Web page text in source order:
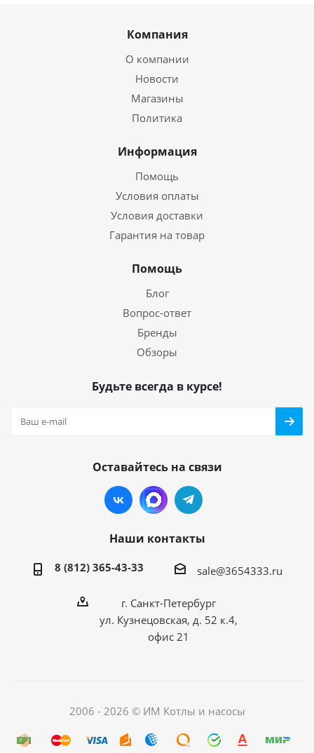
Компания
О компании
Новости
Магазины
Политика
Информация
Помощь
Условия оплаты
Условия доставки
Гарантия на товар
Помощь
Блог
Вопрос-ответ
Бренды
Обзоры
Будьте всегда в курсе!
Оставайтесь на связи
Наши контакты
8 (812) 365-43-33 sale@3654333.ru
г. Санкт-Петербург
ул. Кузнецовская, д. 52 к.4,
офис 21
2006 - 2026 © ИМ Котлы и насосы